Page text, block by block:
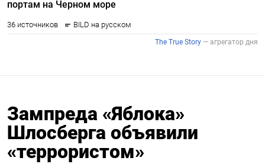
Зампреда «Яблока»
Шлосберга объявили
«террористом»